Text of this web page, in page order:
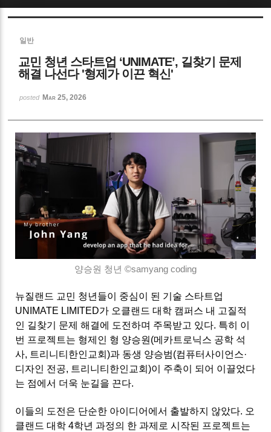
일반
교민 청년 스타트업 ‘UNIMATE’, 길찾기 문제
해결 나선다 '형제가 이끈 혁신'
posted Mar 25, 2026
양승원 청년 ©samyang coding
뉴질랜드 교민 청년들이 중심이 된 기술 스타트업
UNIMATE LIMITED가 오클랜드 대학 캠퍼스 내 고질적
인 길찾기 문제 해결에 도전하며 주목받고 있다. 특히 이
번 프로젝트는 형제인 형 양승원(메카트로닉스 공학 석
사, 트리니티한인교회)과 동생 양승범(컴퓨터사이언스·
디자인 전공, 트리니티한인교회)이 주축이 되어 이끌었다
는 점에서 더욱 눈길을 끈다.
이들의 도전은 단순한 아이디어에서 출발하지 않았다. 오
클랜드 대학 4학년 과정의 한 과제로 시작된 프로젝트는
Sketchbook5, 스케치북5
Sketchbook5, 스케치북5